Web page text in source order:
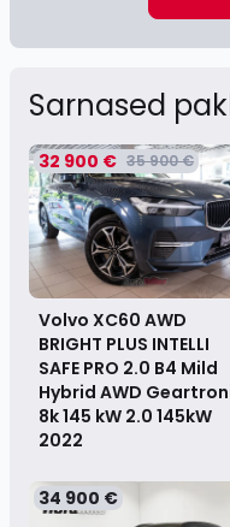
Sarnased
32 900 € 35 900 €
Volvo XC60 AWD
BRIGHT PLUS INTELLI
SAFE PRO 2.0 B4 Mild
Hybrid AWD
8k 145 kW 2.0 145kW
2022
34 900 €